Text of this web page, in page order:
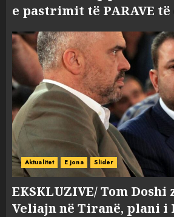
e pastrimit të PARAVE të
Aktualitet E jona Slider
EKSKLUZIVE/ Tom Doshi
Veliajn në Tiranë, plani i